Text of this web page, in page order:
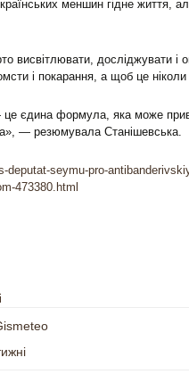
меншин гідне життя,
висвітлювати, досліджувати і
і покарання, а щоб це
це єдина формула, яка може
— резюмувала Станішевська.
seymu-pro-
473380.html